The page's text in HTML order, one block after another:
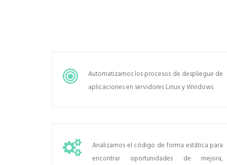
Automatizamos los procesos de despliegue de
aplicaciones en servidores Linux y Windows
Analizamos el código de forma estática para
encontrar oportunidades de mejora,